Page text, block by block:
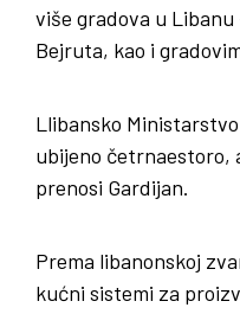
više gradova u
Bejruta, kao i
Llibansko
ubijeno četrnaestoro,
prenosi Gardijan.
Prema libanonskoj
kućni sistemi za